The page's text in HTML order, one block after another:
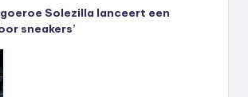
Solezilla lanceert een
sneakers’